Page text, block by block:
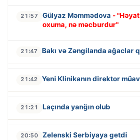
21:57 Gülyaz Məmmədova -
oxuma, nə məcburdur"
21:47 Bakı və Zəngilanda ağaclar
21:42 Yeni Klinikanın direktor
21:21 Laçında yanğın olub
20:50 Zelenski Serbiyaya getdi